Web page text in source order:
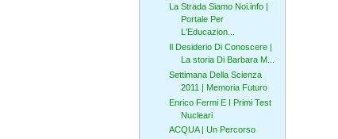
La Strada Siamo Noi.info |
Portale Per
L'Educazion...
Il Desiderio Di Conoscere |
La storia Di Barbara M...
Settimana Della Scienza
2011 | Memoria Futuro
Enrico Fermi E I Primi Test
Nucleari
ACQUA | Un Percorso